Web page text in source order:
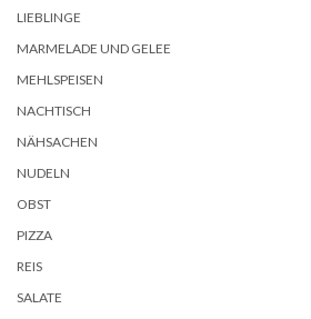
LIEBLINGE
MARMELADE UND GELEE
MEHLSPEISEN
NACHTISCH
NÄHSACHEN
NUDELN
OBST
PIZZA
REIS
SALATE